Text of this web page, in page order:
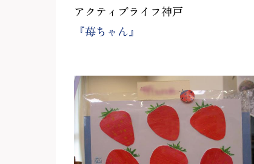
アクティブライフ神戸
『苺ちゃん』